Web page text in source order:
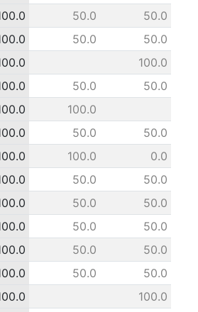
50.0
50.0
50.0
50.0
100.0
50.0
50.0
100.0
50.0
50.0
100.0
0.0
50.0
50.0
50.0
50.0
50.0
50.0
50.0
50.0
50.0
50.0
100.0